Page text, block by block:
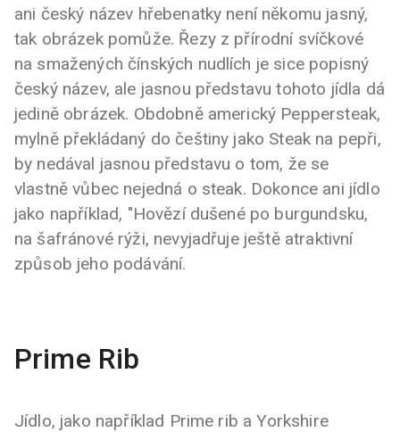
ani český název hřebenatky není někomu jasný,
tak obrázek pomůže. Řezy z přírodní svíčkové
na smažených čínských nudlích je sice popisný
český název, ale jasnou představu tohoto jídla dá
jedině obrázek. Obdobně americký Peppersteak,
mylně překládaný do češtiny jako Steak na pepři,
by nedával jasnou představu o tom, že se
vlastně vůbec nejedná o steak. Dokonce ani jídlo
jako například, "Hovězí dušené po burgundsku,
na šafránové rýži, nevyjadřuje ještě atraktivní
způsob jeho podávání.
Prime Rib
Jídlo, jako například Prime rib a Yorkshire